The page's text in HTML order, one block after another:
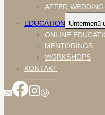
AFTER WEDDING
EDUCATION Untermenü
ONLINE
MENTORINGS
WORKSHOPS
KONTAKT